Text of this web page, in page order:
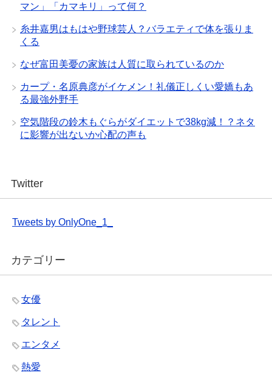
マン」「カマキリ」って何？
糸井嘉男はもはや野球芸人？バラエティで体を張りま
くる
なぜ富田美憂の家族は人質に取られているのか
カープ・名原典彦がイケメン！礼儀正しくい愛嬌もあ
る最強外野手
空気階段の鈴木もぐらがダイエットで38kg減！？ネタ
に影響が出ないか心配の声も
Twitter
Tweets by OnlyOne_1_
カテゴリー
女優
タレント
エンタメ
熱愛